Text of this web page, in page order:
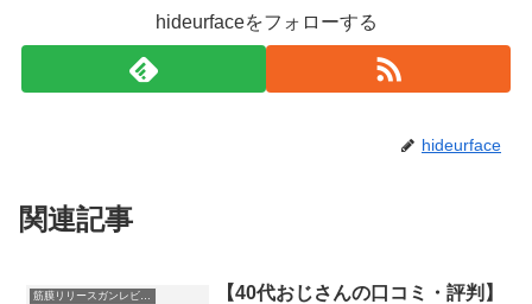
hideurfaceをフォローする
hideurface
関連記事
【40代おじさんの口コミ・評判】